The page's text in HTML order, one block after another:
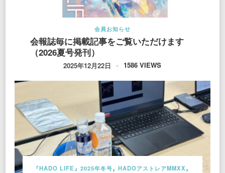
会員お知らせ
会報誌毎に掲載記事をご覧いただけます
（2026夏号発刊）
2025年12月22日 1586 VIEWS
『HADO LIFE』2025年冬号
HADOアストレアMMXX